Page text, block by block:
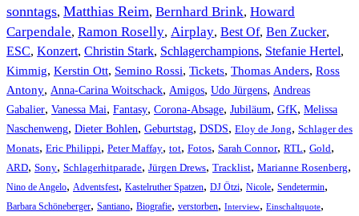
sonntags, Matthias Reim, Bernhard Brink, Howard
Carpendale, Ramon Roselly, Airplay, Best Of, Ben Zucker,
ESC, Konzert, Christin Stark, Schlagerchampions, Stefanie Hertel,
Kimmig, Kerstin Ott, Semino Rossi, Tickets, Thomas Anders, Ross
Antony, Anna-Carina Woitschack, Amigos, Udo Jürgens, Andreas
Gabalier, Vanessa Mai, Fantasy, Corona-Absage, Jubiläum, GfK, Melissa
Naschenweng, Dieter Bohlen, Geburtstag, DSDS, Eloy de Jong, Schlager des
Monats, Eric Philippi, Peter Maffay, tot, Fotos, Sarah Connor, RTL, Gold,
ARD, Sony, Schlagerhitparade, Jürgen Drews, Tracklist, Marianne Rosenberg,
Nino de Angelo, Adventsfest, Kastelruther Spatzen, DJ Ötzi, Nicole, Sendetermin,
Barbara Schöneberger, Santiano, Biografie, verstorben, Interview, Einschaltquote,